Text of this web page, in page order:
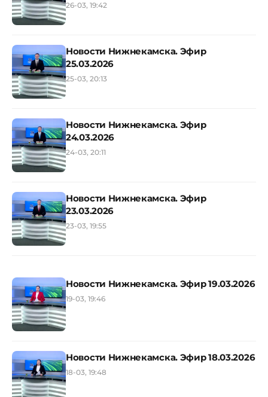
26-03, 19:42
Новости Нижнекамска. Эфир
25.03.2026
25-03, 20:13
Новости Нижнекамска. Эфир
24.03.2026
24-03, 20:11
Новости Нижнекамска. Эфир
23.03.2026
23-03, 19:55
Новости Нижнекамска. Эфир 19.03.2026
19-03, 19:46
Новости Нижнекамска. Эфир 18.03.2026
18-03, 19:48